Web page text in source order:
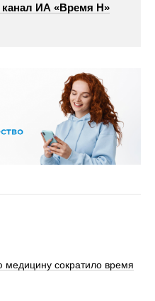
ИА «Время Н»
сократило время